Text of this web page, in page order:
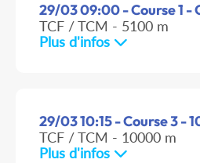
29/03 09:00 - Course 1 -
TCF / TCM - 5100 m
Plus d'infos
29/03 10:15 - Course 3 -
TCF / TCM - 10000 m
Plus d'infos